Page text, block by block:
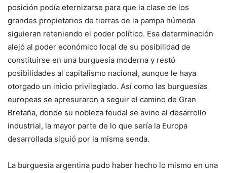
posición podía eternizarse para que la clase de los
grandes propietarios de tierras de la pampa húmeda
siguieran reteniendo el poder político. Esa determinación
alejó al poder económico local de su posibilidad de
constituirse en una burguesía moderna y restó
posibilidades al capitalismo nacional, aunque le haya
otorgado un inicio privilegiado. Así como las burguesías
europeas se apresuraron a seguir el camino de Gran
Bretaña, donde su nobleza feudal se avino al desarrollo
industrial, la mayor parte de lo que sería la Europa
desarrollada siguió por la misma senda.
La burguesía argentina pudo haber hecho lo mismo en una